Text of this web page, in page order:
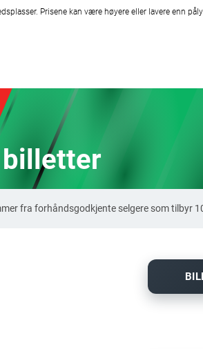
Prisene kan være høyere eller lavere enn
billetter
fra forhåndsgodkjente selgere som tilbyr